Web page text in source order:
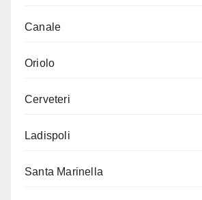
Canale
Oriolo
Cerveteri
Ladispoli
Santa Marinella